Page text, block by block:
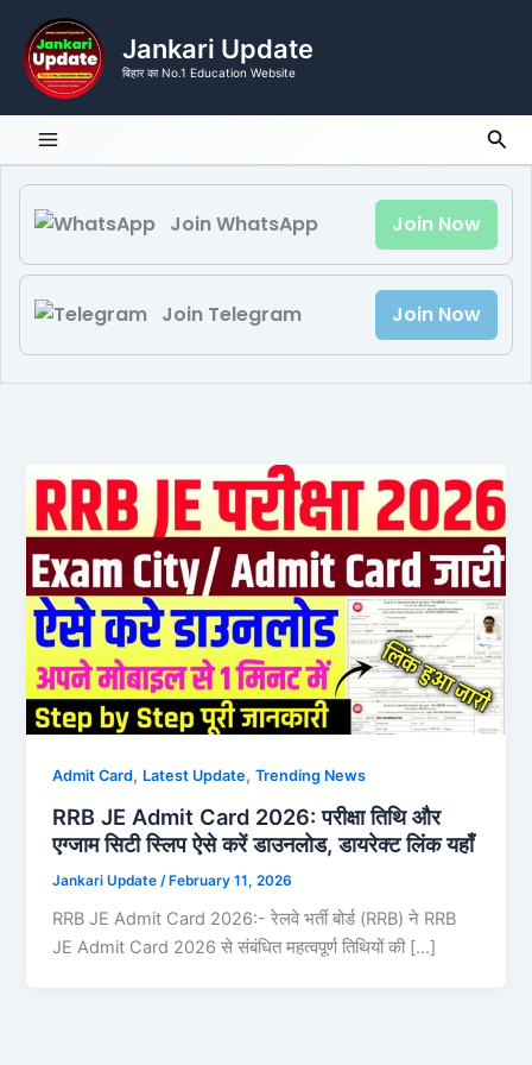
content
Jankari Update
बिहार का No.1 Education Website
Join WhatsApp Join Now
Join Telegram Join Now
Admit Card, Latest Update,Trending News
RRB JE Admit Card 2026: परीक्षा तिथि और
एग्जाम सिटी स्लिप ऐसे करें डाउनलोड, डायरेक्ट लिंक यहाँ
Jankari Update /February 11, 2026
RRB JE Admit Card 2026:- रेलवे भर्ती बोर्ड (RRB) ने RRB
JE Admit Card 2026 से संबंधित महत्वपूर्ण तिथियों की […]